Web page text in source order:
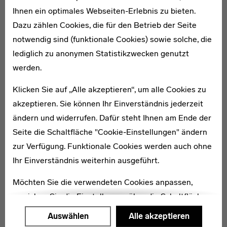
Ihnen ein optimales Webseiten-Erlebnis zu bieten.
Dazu zählen Cookies, die für den Betrieb der Seite
notwendig sind (funktionale Cookies) sowie solche, die
lediglich zu anonymen Statistikzwecken genutzt
werden.
Klicken Sie auf „Alle akzeptieren“, um alle Cookies zu
akzeptieren. Sie können Ihr Einverständnis jederzeit
ändern und widerrufen. Dafür steht Ihnen am Ende der
Seite die Schaltfläche "Cookie-Einstellungen" ändern
zur Verfügung. Funktionale Cookies werden auch ohne
Ihr Einverständnis weiterhin ausgeführt.
Möchten Sie die verwendeten Cookies anpassen,
erreichen Sie die Einstellungen über die Schaltfläche
"Auswählen".
Auswählen Alle akzeptieren
und Schillersaal fügt sich stilistisch harmonisch an das
denkmalgeschützte Hauptgebäude an. Das Ensemble ist
Dreh- und Angelpunkt des Stuttgarter Kultur- und
Kongressbetriebs. [KM]